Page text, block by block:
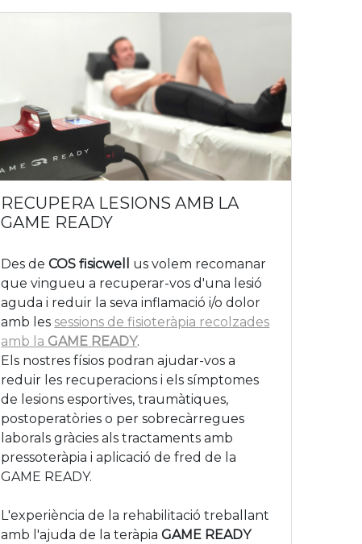
RECUPERA LESIONS AMB LA
GAME READY
Des deCOS fisicwell
us volem recomanar
que vingueu a recuperar-vos d'una lesió
aguda i reduir la seva inflamació i/o dolor
amb lessessions de fisioteràpia recolzades
amb la GAME READY.
Els nostres físios podran ajudar-vos a
reduir les recuperacions i els símptomes
de lesions esportives, traumàtiques,
postoperatòries o per sobrecàrregues
laborals gràcies als tractaments amb
pressoteràpia i aplicació de fred de la
GAME READY.
L'experiència de la rehabilitació treballant
amb l'ajuda de la teràpiaGAME READY